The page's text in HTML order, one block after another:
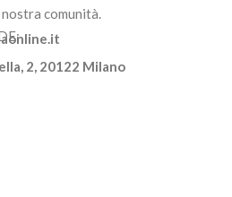
comunità.
2, 20122 Milano